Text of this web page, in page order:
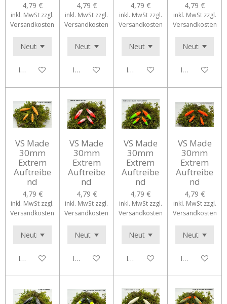
4,79 €
inkl. MwSt zzgl.
Versandkosten
In den Warenkorb
4,79 €
inkl. MwSt zzgl.
Versandkosten
In den Warenkorb
4,79 €
inkl. MwSt zzgl.
Versandkosten
In den Warenkorb
4,79 €
inkl. MwSt zzgl.
Versandkosten
In den
VS Made
30mm
Extrem
Auftreibe
nd
4,79 €
inkl. MwSt zzgl.
Versandkosten
In den Warenkorb
VS Made
30mm
Extrem
Auftreibe
nd
4,79 €
inkl. MwSt zzgl.
Versandkosten
In den Warenkorb
VS Made
30mm
Extrem
Auftreibe
nd
4,79 €
inkl. MwSt zzgl.
Versandkosten
In den Warenkorb
VS Made
30mm
Extrem
Auftreibe
nd
4,79 €
inkl. MwSt zzgl.
Versandkosten
In den